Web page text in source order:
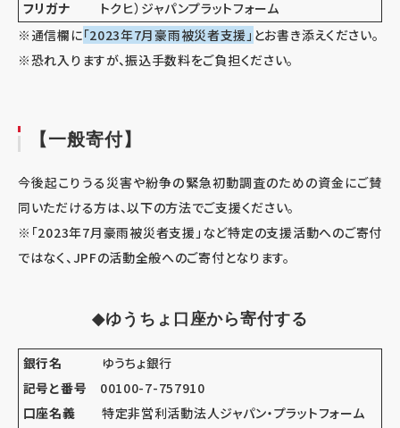
フリガナ
トクヒ）ジャパンプラットフォーム
※通信欄に「2023年7月豪雨被災者支援」 とお書き添えください。
※恐れ入りますが、振込手数料をご負担ください。
【一般寄付】
今後起こりうる災害や紛争の緊急初動調査のための資金にご賛
同いただける方は、以下の方法でご支援ください。
※「2023年7月豪雨被災者支援」など特定の支援活動へのご寄付
ではなく、JPFの活動全般へのご寄付となります。
◆ゆうちょ口座から寄付する
銀行名 ゆうちょ銀行
記号と番号 00100-7-757910
口座名義 特定非営利活動法人ジャパン・プラットフォーム